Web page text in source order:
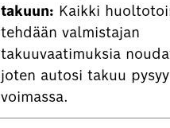
takuun: Kaikki
tehdään valmistajan
takuuvaatimuksia
joten autosi takuu pysyy
voimassa.